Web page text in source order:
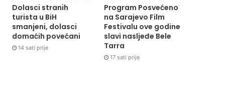
Dolasci stranih
turista u BiH
smanjeni, dolasci
domaćih povećani
14 sati prije
Program Posvećeno
na Sarajevo Film
Festivalu ove godine
slavi nasljeđe Bele
Tarra
17 sati prije